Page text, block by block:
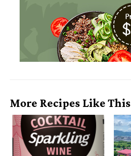
More Recipes Like This